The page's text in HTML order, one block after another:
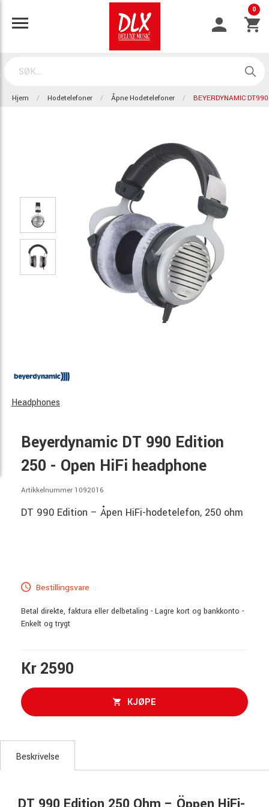
0
Hjem Hodetelefoner Åpne Hodetelefoner BEYERDYNAMIC
Headphones
Beyerdynamic DT 990 Edition
250 - Open HiFi headphone
Artikkelnummer 1092016
DT 990 Edition – Åpen HiFi-hodetelefon, 250 ohm
Bestillingsvare
Betal direkte, faktura eller delbetaling - Lagre kort og bankkonto -
Enkelt og trygt
Kr 2590
KJØPE
Beskrivelse